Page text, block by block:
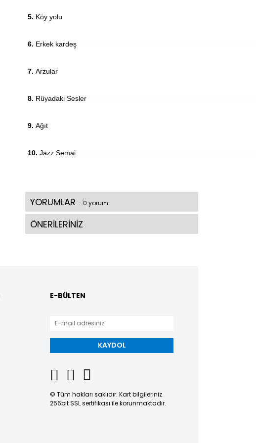
5. Köy yolu
6. Erkek kardeş
7. Arzular
8. Rüyadaki Sesler
9. Ağıt
10. Jazz Semai
YORUMLAR - 0 yorum
ÖNERİLERİNİZ
E-BÜLTEN
KAYDOL
© Tüm hakları saklıdır. Kart bilgileriniz
256bit SSL sertifikası ile korunmaktadır.